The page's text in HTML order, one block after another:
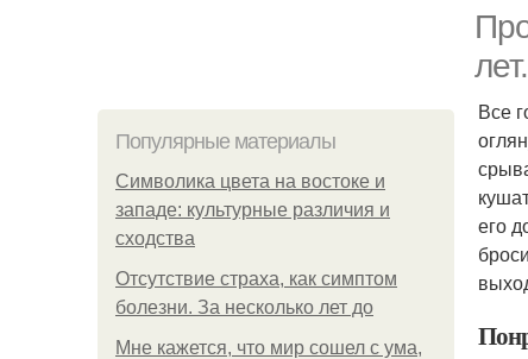
лет.
Популярные материалы
Символика цвета на востоке и
западе: культурные различия и
сходства
Отсутствие страха, как симптом
болезни. За несколько лет до
Мне кажется, что мир сошел с ума,
Все
его